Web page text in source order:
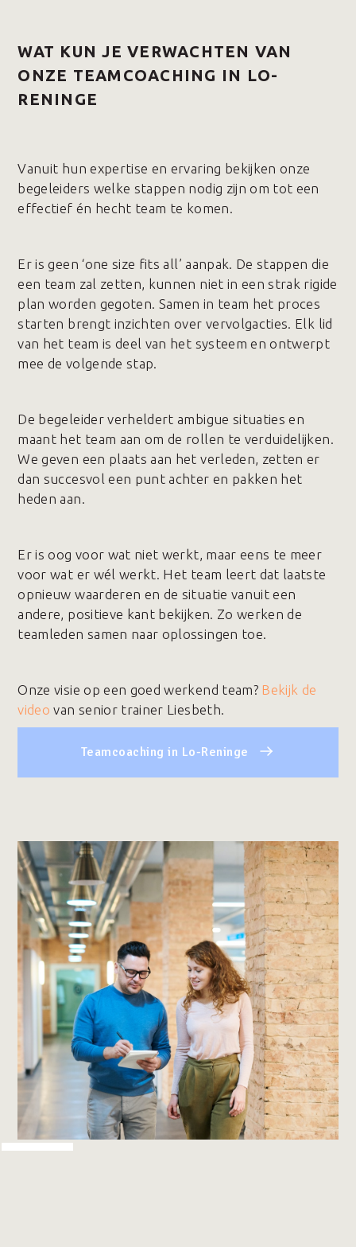
WAT KUN JE VERWACHTEN VAN
ONZE TEAMCOACHING IN LO-
RENINGE
Vanuit hun expertise en ervaring bekijken onze
begeleiders welke stappen nodig zijn om tot een
effectief én hecht team te komen.
Er is geen ‘one size fits all’ aanpak. De stappen die
een team zal zetten, kunnen niet in een strak rigide
plan worden gegoten. Samen in team het proces
starten brengt inzichten over vervolgacties. Elk lid
van het team is deel van het systeem en ontwerpt
mee de volgende stap.
De begeleider verheldert ambigue situaties en
maant het team aan om de rollen te verduidelijken.
We geven een plaats aan het verleden, zetten er
dan succesvol een punt achter en pakken het
heden aan.
Er is oog voor wat niet werkt, maar eens te meer
voor wat er wél werkt. Het team leert dat laatste
opnieuw waarderen en de situatie vanuit een
andere, positieve kant bekijken. Zo werken de
teamleden samen naar oplossingen toe.
Onze visie op een goed werkend team? Bekijk de
video van senior trainer Liesbeth.
Teamcoaching in Lo-Reninge